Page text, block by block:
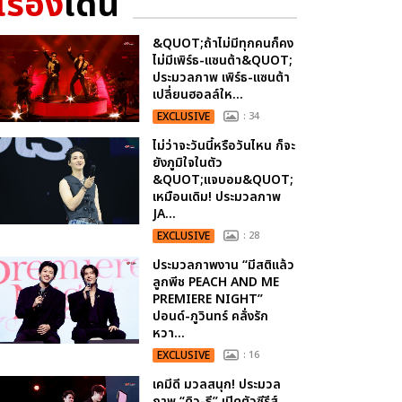
&QUOT;ถ้าไม่มีทุกคนก็คง
ไม่มีเพิร์ธ-แซนต้า&QUOT;
ประมวลภาพ เพิร์ธ-แซนต้า
เปลี่ยนฮอลล์ให...
EXCLUSIVE : 34
ไม่ว่าจะวันนี้หรือวันไหน ก็จะ
ยังภูมิใจในตัว
&QUOT;แจบอม&QUOT;
เหมือนเดิม! ประมวลภาพ
JA...
EXCLUSIVE : 28
ประมวลภาพงาน “มีสติแล้ว
ลูกพีช PEACH AND ME
PREMIERE NIGHT”
ปอนด์-ภูวินทร์ คลั่งรัก
หวา...
EXCLUSIVE : 16
เคมีดี มวลสนุก! ประมวล